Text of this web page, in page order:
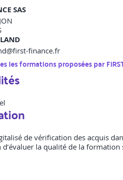
SAS
finance.fr
les formations proposées par
de vérification des acquis
d’évaluer la qualité de la formation